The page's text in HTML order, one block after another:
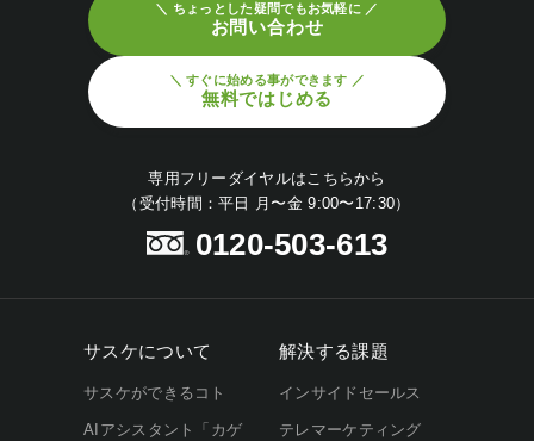
＼ ちょっとした疑問でもお気軽に ／
お問い合わせ
＼ すぐに始める事ができます ／
無料ではじめる
専用フリーダイヤルはこちらから
（受付時間：平日 月〜金 9:00〜17:30）
0120-503-613
サスケについて
サスケができるコト
AIアシスタント「カゲ
解決する課題
インサイドセールス
テレマーケティング